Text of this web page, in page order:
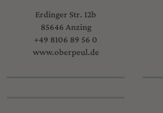
Erdinger Str. 12b
85646 Anzing
+49 8106 89 56 0
www.oberpeul.de